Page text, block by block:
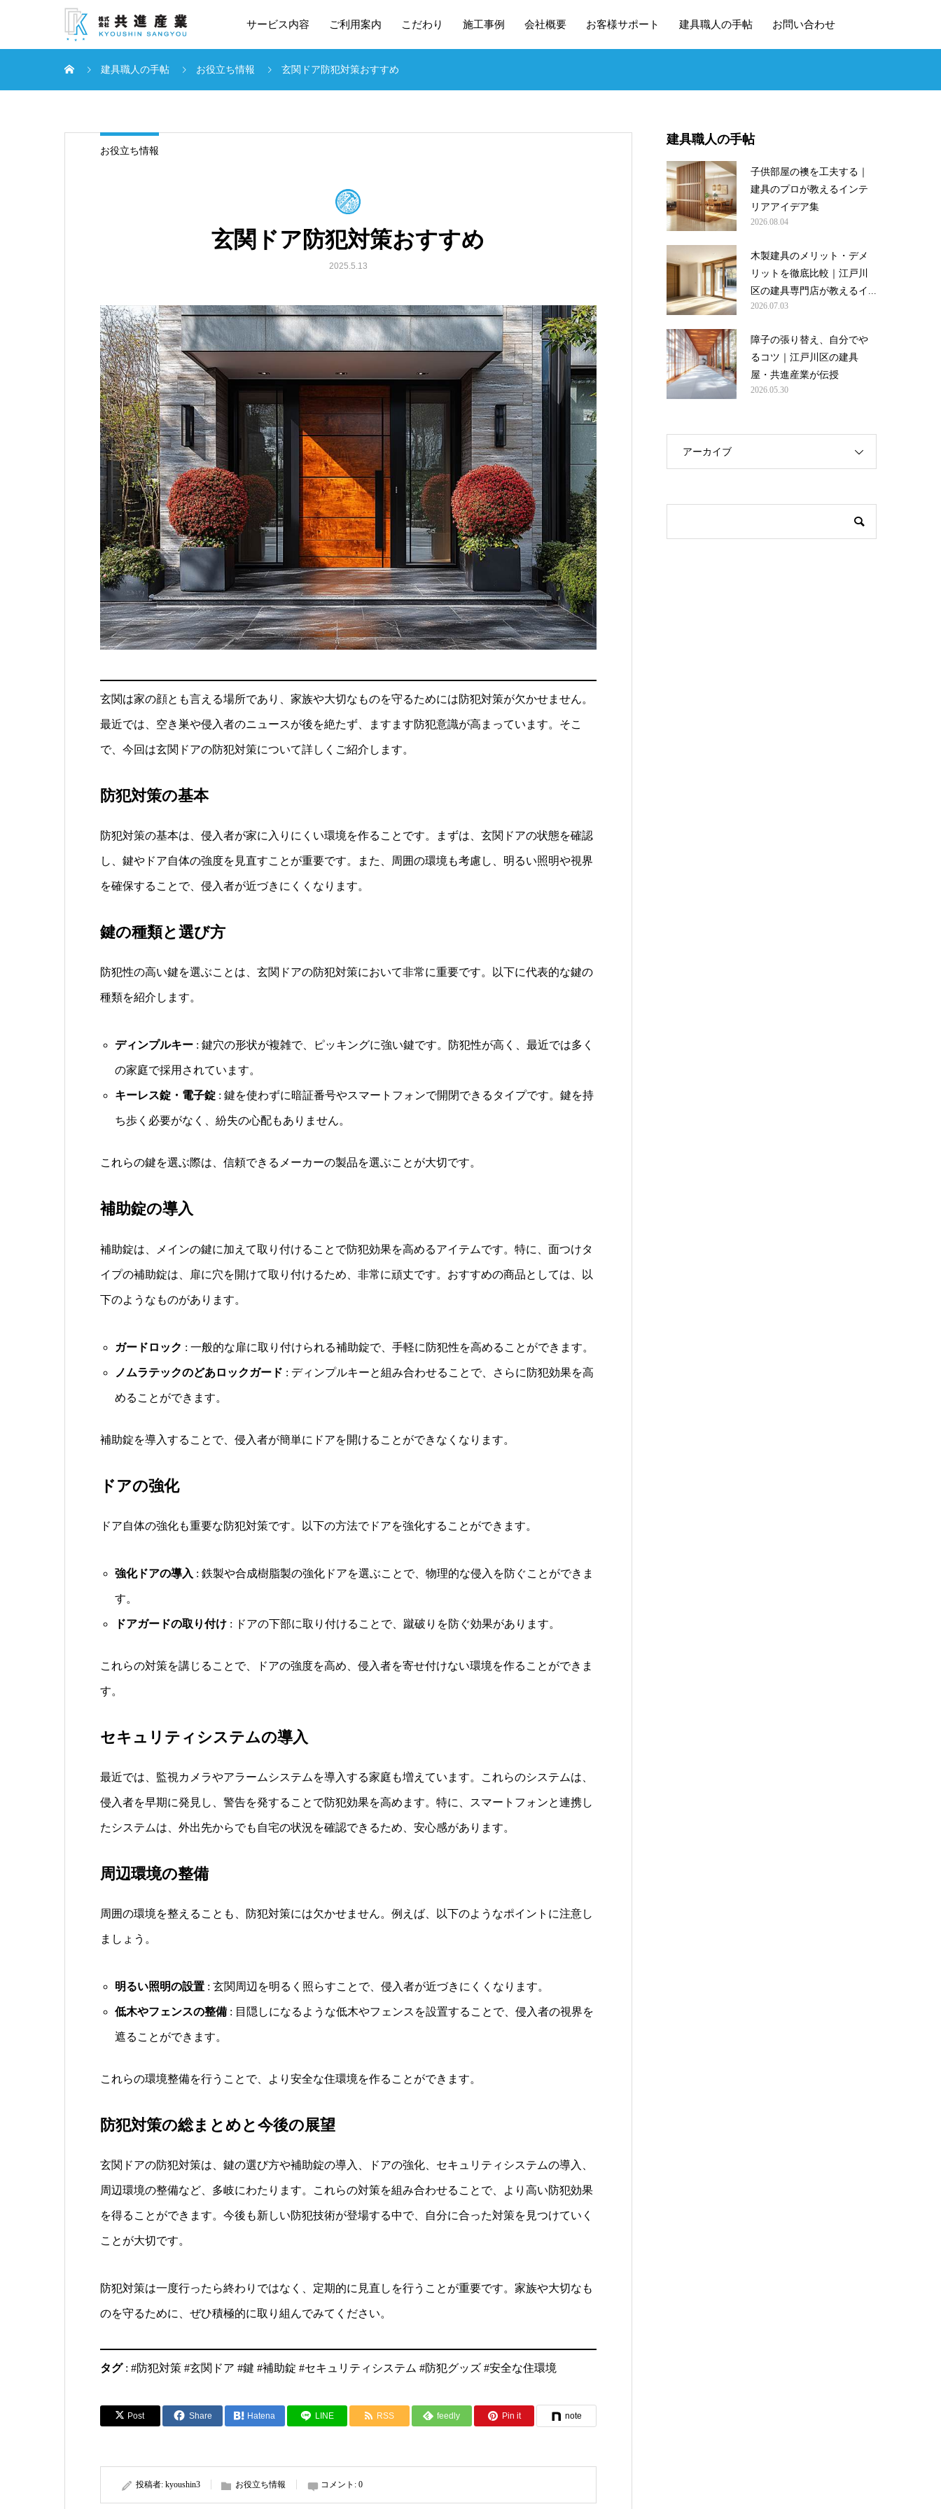
サービス内容 ご利用案内 こだわり 施工事例 会社概要 お客様サポート 建具職人の手帖 お問い合わせ
建具職人の手帖 お役立ち情報 玄関ドア防犯対策おすすめ
お役立ち情報
玄関ドア防犯対策おすすめ
2025.5.13
玄関は家の顔とも言える場所であり、家族や大切なものを守るためには防犯対策が欠かせません。
最近では、空き巣や侵入者のニュースが後を絶たず、ますます防犯意識が高まっています。そこ
で、今回は玄関ドアの防犯対策について詳しくご紹介します。
防犯対策の基本
防犯対策の基本は、侵入者が家に入りにくい環境を作ることです。まずは、玄関ドアの状態を確認
し、鍵やドア自体の強度を見直すことが重要です。また、周囲の環境も考慮し、明るい照明や視界
を確保することで、侵入者が近づきにくくなります。
鍵の種類と選び方
防犯性の高い鍵を選ぶことは、玄関ドアの防犯対策において非常に重要です。以下に代表的な鍵の
種類を紹介します。
ディンプルキー: 鍵穴の形状が複雑で、ピッキングに強い鍵です。防犯性が高く、最近では多く
の家庭で採用されています。
キーレス錠・電子錠: 鍵を使わずに暗証番号やスマートフォンで開閉できるタイプです。鍵を持
ち歩く必要がなく、紛失の心配もありません。
これらの鍵を選ぶ際は、信頼できるメーカーの製品を選ぶことが大切です。
補助錠の導入
補助錠は、メインの鍵に加えて取り付けることで防犯効果を高めるアイテムです。特に、面つけタ
イプの補助錠は、扉に穴を開けて取り付けるため、非常に頑丈です。おすすめの商品としては、以
下のようなものがあります。
ガードロック : 一般的な扉に取り付けられる補助錠で、手軽に防犯性を高めることができます。
ノムラテックのどあロックガード : ディンプルキーと組み合わせることで、さらに防犯効果を高
めることができます。
補助錠を導入することで、侵入者が簡単にドアを開けることができなくなります。
ドアの強化
ドア自体の強化も重要な防犯対策です。以下の方法でドアを強化することができます。
強化ドアの導入 : 鉄製や合成樹脂製の強化ドアを選ぶことで、物理的な侵入を防ぐことができま
す。
ドアガードの取り付け: ドアの下部に取り付けることで、蹴破りを防ぐ効果があります。
これらの対策を講じることで、ドアの強度を高め、侵入者を寄せ付けない環境を作ることができま
す。
セキュリティシステムの導入
最近では、監視カメラやアラームシステムを導入する家庭も増えています。これらのシステムは、
侵入者を早期に発見し、警告を発することで防犯効果を高めます。特に、スマートフォンと連携し
たシステムは、外出先からでも自宅の状況を確認できるため、安心感があります。
周辺環境の整備
周囲の環境を整えることも、防犯対策には欠かせません。例えば、以下のようなポイントに注意し
ましょう。
明るい照明の設置: 玄関周辺を明るく照らすことで、侵入者が近づきにくくなります。
低木やフェンスの整備: 目隠しになるような低木やフェンスを設置することで、侵入者の視界を
遮ることができます。
これらの環境整備を行うことで、より安全な住環境を作ることができます。
防犯対策の総まとめと今後の展望
玄関ドアの防犯対策は、鍵の選び方や補助錠の導入、ドアの強化、セキュリティシステムの導入、
周辺環境の整備など、多岐にわたります。これらの対策を組み合わせることで、より高い防犯効果
を得ることができます。今後も新しい防犯技術が登場する中で、自分に合った対策を見つけていく
ことが大切です。
防犯対策は一度行ったら終わりではなく、定期的に見直しを行うことが重要です。家族や大切なも
のを守るために、ぜひ積極的に取り組んでみてください。
タグ: #防犯対策 #玄関ドア #鍵 #補助錠 #セキュリティシステム #防犯グッズ #安全な住環境
Post Share Hatena LINE RSS feedly Pin it note
投稿者: kyoushin3 お役立ち情報 コメント: 0
建具職人の手帖
子供部屋の襖を工夫する｜
建具のプロが教えるインテ
リアアイデア集
2026.08.04
木製建具のメリット・デメ
リットを徹底比較｜江戸川
区の建具専門店が教えるイ...
2026.07.03
障子の張り替え、自分でや
るコツ｜江戸川区の建具
屋・共進産業が伝授
2026.05.30
アーカイブ